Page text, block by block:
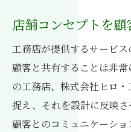
店舗コンセプトを
工務店が提供するサービ
顧客と共有することは非
の工務店、株式会社ヒロ
捉え、それを設計に反映さ
顧客とのコミュニケーシ